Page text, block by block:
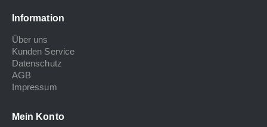
Information
Über uns
Kunden Service
Datenschutz
AGB
Impressum
Mein Konto